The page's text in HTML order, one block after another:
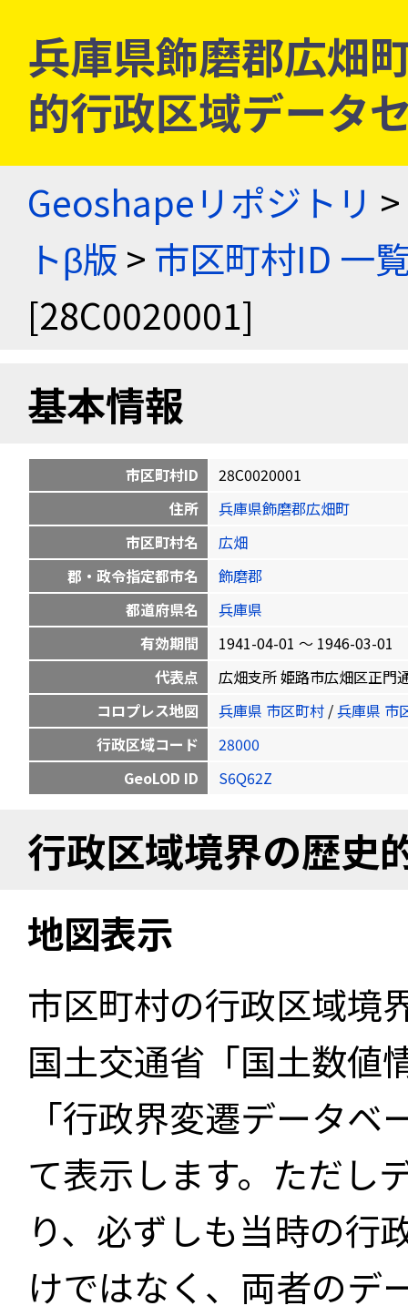
兵庫県飾磨郡広畑
的行政区域データ
Geoshapeリポジトリ >
トβ版 > 市区町村ID 一
[28C0020001]
基本情報
市区町村ID
28C0020001
住所
兵庫県飾磨郡広畑町
市区町村名
広畑
郡・政令指定都市名
飾磨郡
都道府県名
兵庫県
有効期間
1941-04-01 〜 1946-03-01
代表点
広畑支所 姫路市広畑区正門
コロプレス地図
兵庫県 市区町村 /兵庫県 市
行政区域コード
28000
GeoLOD ID
S6Q62Z
行政区域境界の歴史
地図表示
市区町村の行政区域境
国土交通省「国土数値
「行政界変遷データ
て表示します。ただし
り、必ずしも当時の行
けではなく、両者のデ